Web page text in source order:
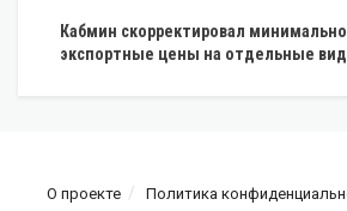
Кабмин скорректировал
экспортные цены на отдельные
О проекте Политика